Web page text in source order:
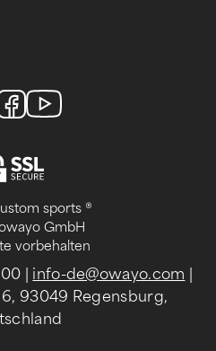
sports ®
GmbH
vorbehalten
00 info-de@owayo.com
93049 Regensburg,